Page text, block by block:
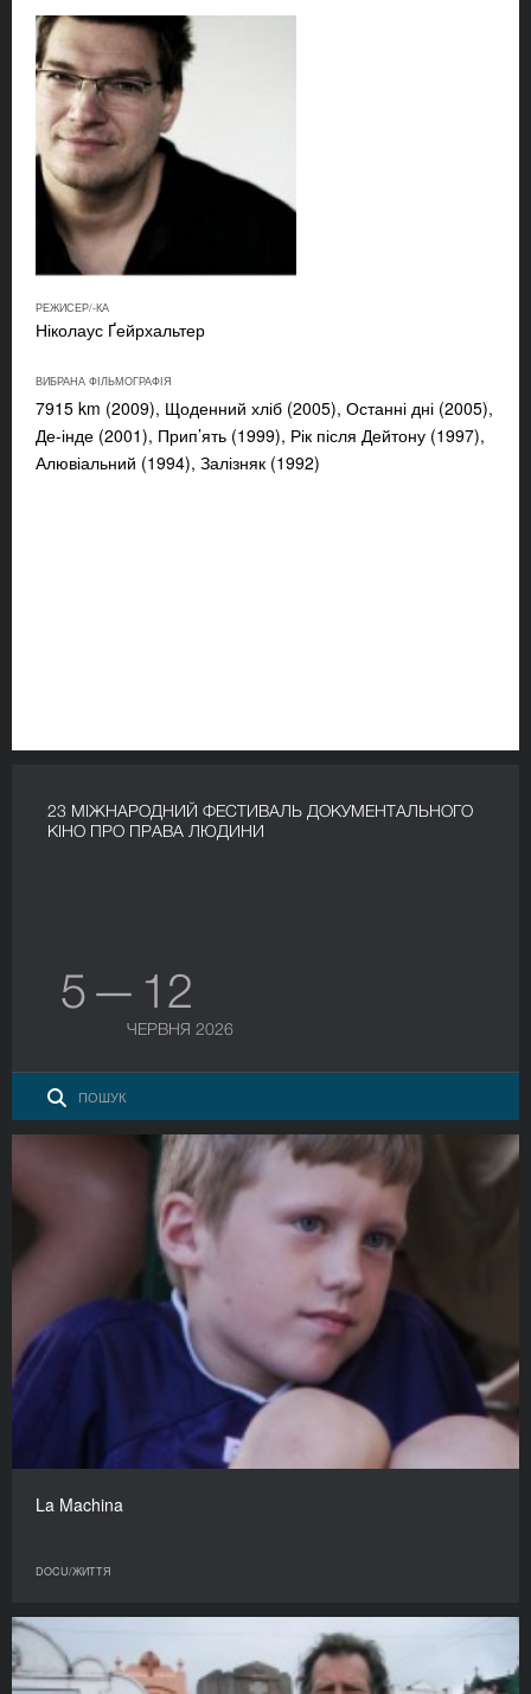
РЕЖИСЕР/-КА
Ніколаус Ґейрхальтер
ВИБРАНА ФІЛЬМОГРАФІЯ
7915 km (2009), Щоденний хліб (2005), Останні дні (2005),
Де-інде (2001), Прип’ять (1999), Рік після Дейтону (1997),
Алювіальний (1994), Залізняк (1992)
23 МІЖНАРОДНИЙ ФЕСТИВАЛЬ ДОКУМЕНТАЛЬНОГО
КІНО ПРО ПРАВА ЛЮДИНИ
5 — 12
ЧЕРВНЯ 2026
La Machina
DOCU/ЖИТТЯ